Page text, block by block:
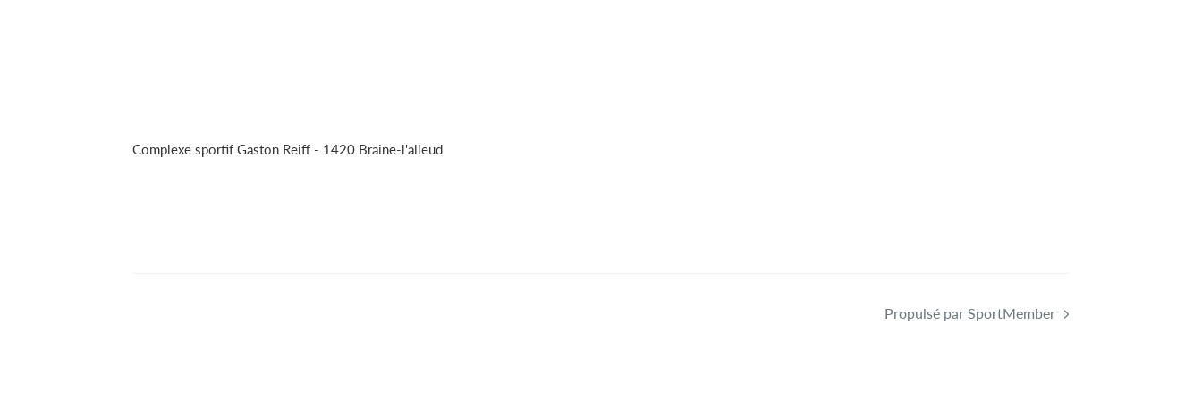
Complexe sportif Gaston Reiff - 1420 Braine-l'alleud
Propulsé par SportMember